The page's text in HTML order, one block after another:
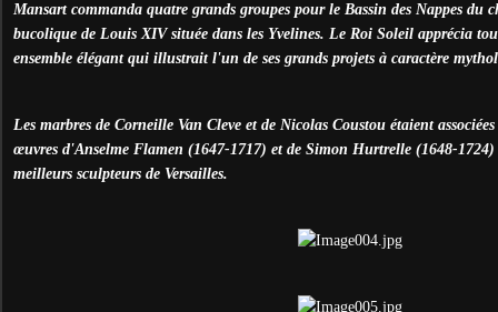
Mansart commanda quatre grands groupes pour le Bassin des Nappes du
bucolique de Louis XIV située dans les Yvelines. Le Roi Soleil apprécia
ensemble élégant qui illustrait l'un de ses grands projets à caractère
Les marbres de Corneille Van Cleve et de Nicolas Coustou étaient
œuvres d'Anselme Flamen (1647-1717) et de Simon Hurtrelle (1648-
meilleurs sculpteurs de Versailles.